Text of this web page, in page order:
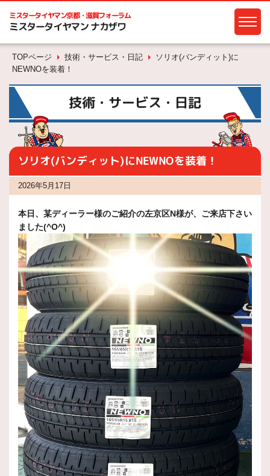
ミスタータイヤマン京都・滋賀フォーラム
ミスタータイヤマン ナカザワ
TOPページ 技術・サービス・日記
ソリオ(バンディット)に
NEWNOを装着！
技術・サービス・日記
ソリオ(バンディット)にNEWNOを装着！
2026年5月17日
本日、某ディーラー様のご紹介の左京区N様が、ご来店下さい
ました(^O^)